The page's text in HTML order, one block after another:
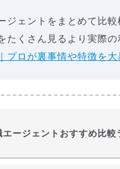
ジェントをまとめて比
たくさん見るより実際
プロが裏事情や特徴を大
エージェントおすすめ比